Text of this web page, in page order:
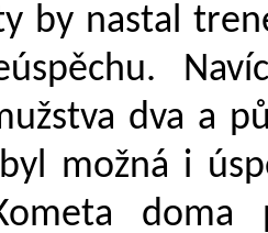
by nastal
dva a
možná i
doma